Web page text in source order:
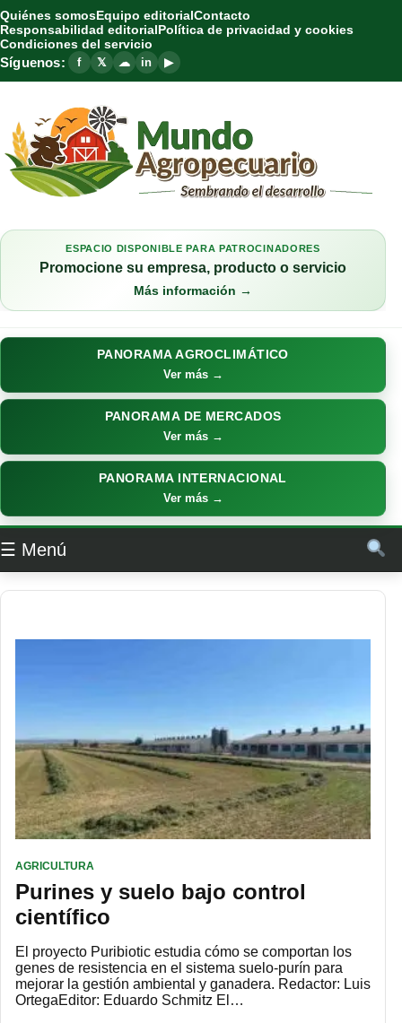
Quiénes somosEquipo editorialContacto
Responsabilidad editorialPolítica de privacidad y cookies
Condiciones del servicio
Síguenos: f 𝕏 ☁ in ▶
ESPACIO DISPONIBLE PARA PATROCINADORES
Promocione su empresa, producto o servicio
Más información →
PANORAMA AGROCLIMÁTICO
Ver más →
PANORAMA DE MERCADOS
Ver más →
PANORAMA INTERNACIONAL
Ver más →
☰ Menú
AGRICULTURA
Purines y suelo bajo control
científico
El proyecto Puribiotic estudia cómo se comportan los
genes de resistencia en el sistema suelo-purín para
mejorar la gestión ambiental y ganadera. Redactor: Luis
OrtegaEditor: Eduardo Schmitz El…